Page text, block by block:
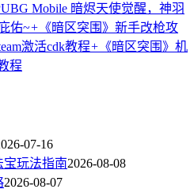
Mobile 暗烬天使觉醒，神羽
佑~+ 《暗区突围》新手改枪攻
激活cdk教程+ 《暗区突围》机
程
07-16
宝玩法指南2026-08-08
2026-08-07